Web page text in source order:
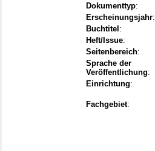
Dokumenttyp:
Erscheinungsjahr:
Buchtitel :
Heft/Issue:
Seitenbereich:
Sprache der
Veröffentlichung:
Einrichtung:
Fachgebiet: